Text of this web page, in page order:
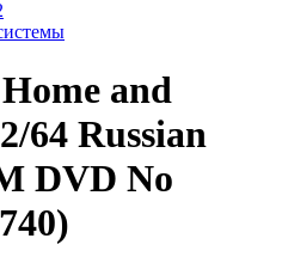
and
64 Russian
DVD No